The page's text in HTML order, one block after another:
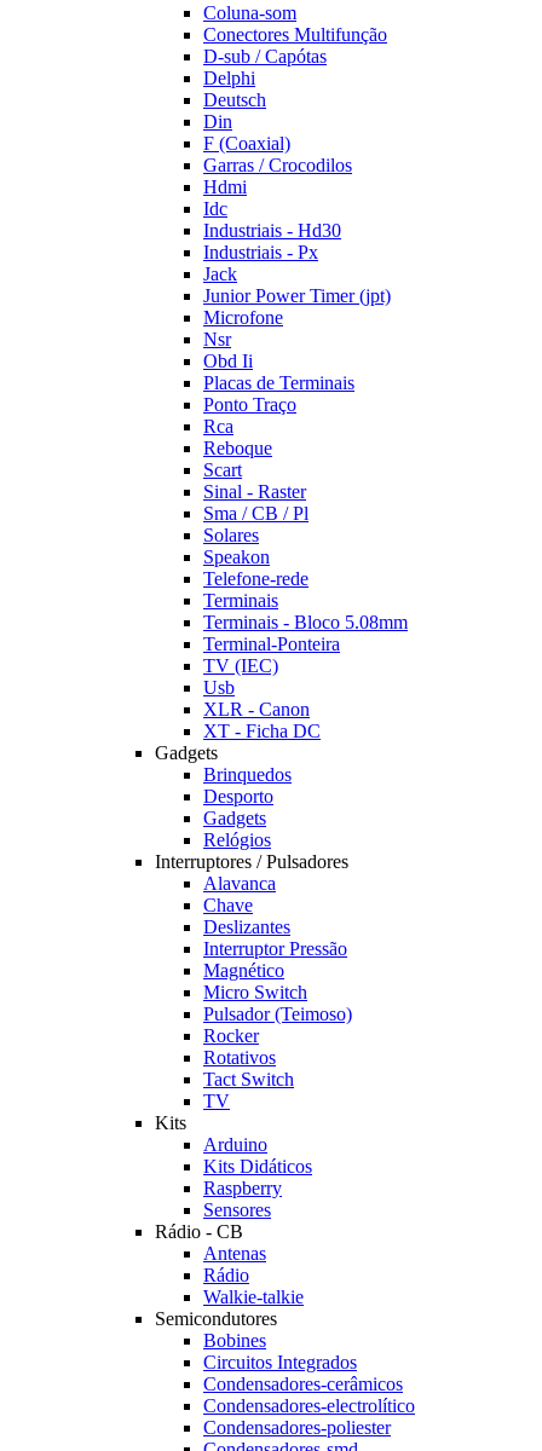
Coluna-som
Conectores Multifunção
D-sub / Capótas
Delphi
Deutsch
Din
F (Coaxial)
Garras / Crocodilos
Hdmi
Idc
Industriais - Hd30
Industriais - Px
Jack
Junior Power Timer (jpt)
Microfone
Nsr
Obd Ii
Placas de Terminais
Ponto Traço
Rca
Reboque
Scart
Sinal - Raster
Sma / CB / Pl
Solares
Speakon
Telefone-rede
Terminais
Terminais - Bloco 5.08mm
Terminal-Ponteira
TV (IEC)
Usb
XLR - Canon
XT - Ficha DC
Gadgets
Brinquedos
Desporto
Gadgets
Relógios
Interruptores / Pulsadores
Alavanca
Chave
Deslizantes
Interruptor Pressão
Magnético
Micro Switch
Pulsador (Teimoso)
Rocker
Rotativos
Tact Switch
TV
Kits
Arduino
Kits Didáticos
Raspberry
Sensores
Rádio - CB
Antenas
Rádio
Walkie-talkie
Semicondutores
Bobines
Circuitos Integrados
Condensadores-cerâmicos
Condensadores-electrolítico
Condensadores-poliester